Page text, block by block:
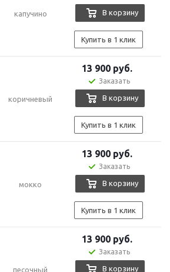
капучино В корзину
Купить в 1 клик
коричневый
13 900 руб.
Заказать
В корзину
Купить в 1 клик
мокко
13 900 руб.
Заказать
В корзину
Купить в 1 клик
песочный
13 900 руб.
Заказать
В корзину